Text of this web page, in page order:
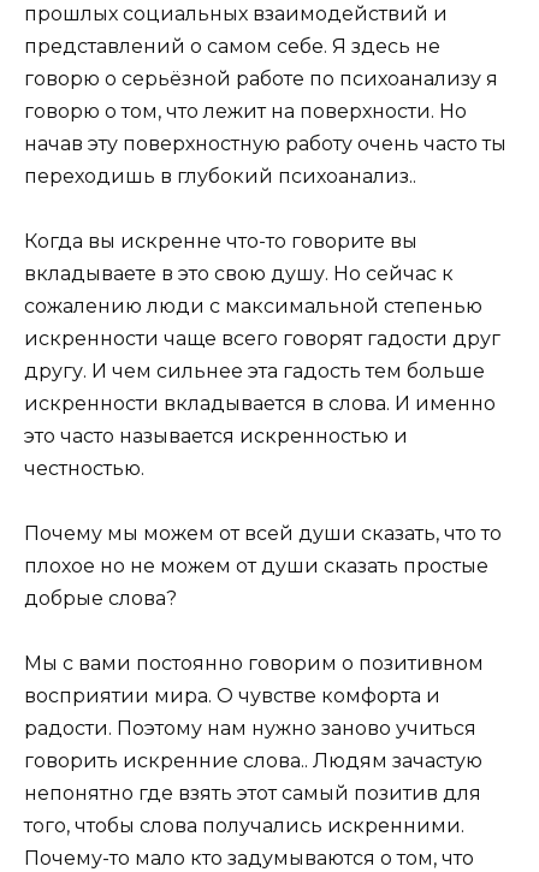
прошлых социальных взаимодействий и
представлений о самом себе. Я здесь не
говорю о серьёзной работе по психоанализу я
говорю о том, что лежит на поверхности. Но
начав эту поверхностную работу очень часто ты
переходишь в глубокий психоанализ..
Когда вы искренне что-то говорите вы
вкладываете в это свою душу. Но сейчас к
сожалению люди с максимальной степенью
искренности чаще всего говорят гадости друг
другу. И чем сильнее эта гадость тем больше
искренности вкладывается в слова. И именно
это часто называется искренностью и
честностью.
Почему мы можем от всей души сказать, что то
плохое но не можем от души сказать простые
добрые слова?
Мы с вами постоянно говорим о позитивном
восприятии мира. О чувстве комфорта и
радости. Поэтому нам нужно заново учиться
говорить искренние слова.. Людям зачастую
непонятно где взять этот самый позитив для
того, чтобы слова получались искренними.
Почему-то мало кто задумываются о том, что